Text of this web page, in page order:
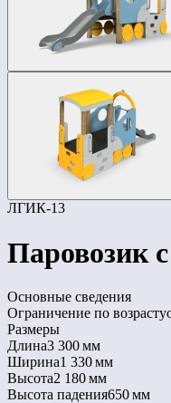
ЛГИК-13
Паровозик
Основные сведения
Ограничение по возрасту
Размеры
Длина3 300 мм
Ширина1 330 мм
Высота2 180 мм
Высота падения650 мм